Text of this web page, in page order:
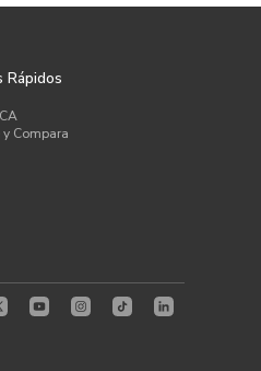
Rápidos
y Compara